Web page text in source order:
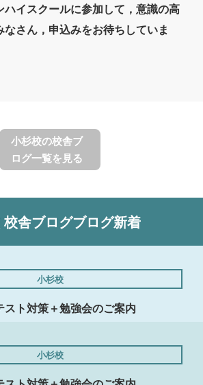
ハイスクールに参加して，意識の高
なさん，申込みをお待ちしていま
小杉校の校舎ブ
ログ一覧を見る
校舎ブログブログ新着
小杉校
スト対策＋勉強会のご案内
小杉校